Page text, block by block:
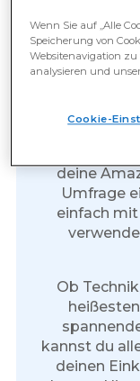
Das
Amazon-
Belohnung.
deine
Umfrage
einfach
Ob
kannst du
deinen
Wenn Sie auf „Alle
Speicherung von
Websitenavigation
analysieren und
Cookie-